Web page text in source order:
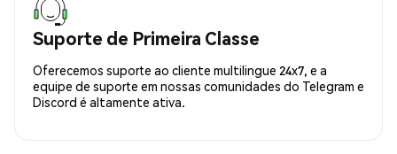
Suporte de Primeira Classe
Oferecemos suporte ao cliente multilingue 24x7, e a
equipe de suporte em nossas comunidades do Telegram e
Discord é altamente ativa.